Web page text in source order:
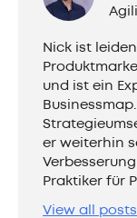
Nick ist
und ist ein
er weiterhin
Praktiker für
View all